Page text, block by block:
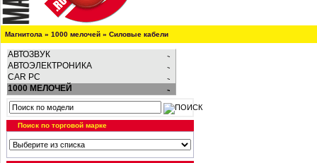
Магнитола » 1000 мелочей » Силовые кабели
АВТОЗВУК
АВТОЭЛЕКТРОНИКА
CAR PC
1000 МЕЛОЧЕЙ
Поиск по торговой марке